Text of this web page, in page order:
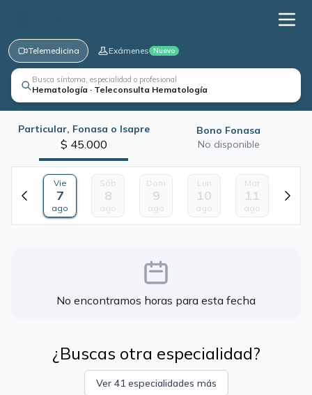
Telemedicina Exámenes Nuevo
Busca síntoma, especialidad o profesional
Hematología · Teleconsulta Hematología
Particular, Fonasa o Isapre
$ 45.000
Bono Fonasa
No disponible
Vie
7
ago
Sáb
8
ago
Dom
9
ago
Lun
10
ago
Mar
11
ago
No encontramos horas para esta fecha
¿Buscas otra especialidad?
Ver 41 especialidades más